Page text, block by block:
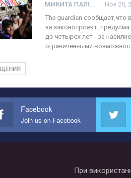
МИКИТА ПАЛІЙ Ноя 20,
Тhe guardian сообщает,что
за законопроект,
до четырех лет - за
ограниченными
Facebook
Join us on Facebook
При